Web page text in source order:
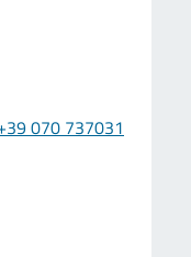
070 737031